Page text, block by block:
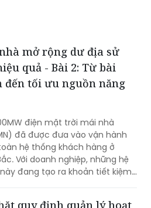
mở rộng dư địa sử
quả - Bài 2: Từ bài
tối ưu nguồn năng
điện mặt trời mái nhà
đã được đưa vào vận hành
hệ thống khách hàng ở
Với doanh nghiệp, những hệ
đang tạo ra khoản tiết kiệm
quy định quản lý hoạt